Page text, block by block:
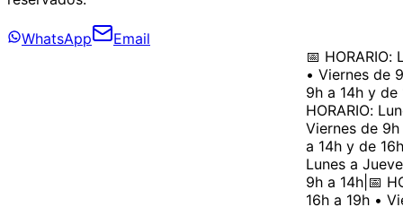
WhatsApp
Email
📅 HORARIO:
• Viernes de
9h a 14h y de
HORARIO:
Viernes de 9h
a 14h y de
Lunes a
9h a 14h|📅
16h a 19h •